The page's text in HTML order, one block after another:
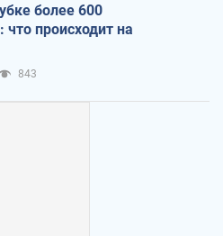
более 600
что происходит на
843